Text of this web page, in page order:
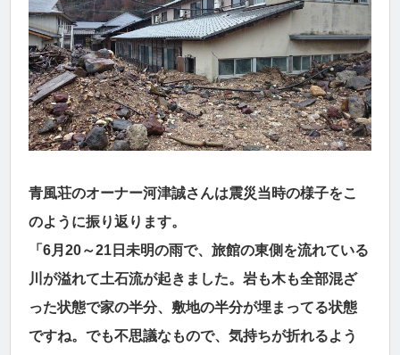
青風荘のオーナー河津誠さんは震災当時の様子をこ
のように振り返ります。
「6月20～21日未明の雨で、旅館の東側を流れている
川が溢れて土石流が起きました。岩も木も全部混ざ
った状態で家の半分、敷地の半分が埋まってる状態
ですね。でも不思議なもので、気持ちが折れるよう